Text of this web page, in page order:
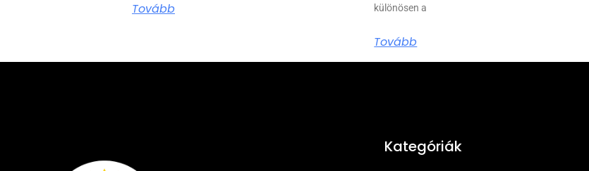
Tovább
különösen a
Tovább
Kategóriák